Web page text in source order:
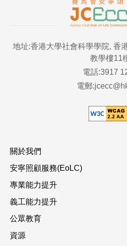
地址:香港大學社會科學學院, 香
教學樓11
電話:3917
電郵
關於我們
安寧照顧服務(EoLC)
專業能力提升
義工能力提升
公眾教育
資源